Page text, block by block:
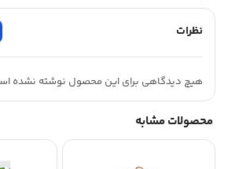
نظرات
هیچ دیدگاهی برای این محصول نوشته نشده
محصولات مشابه